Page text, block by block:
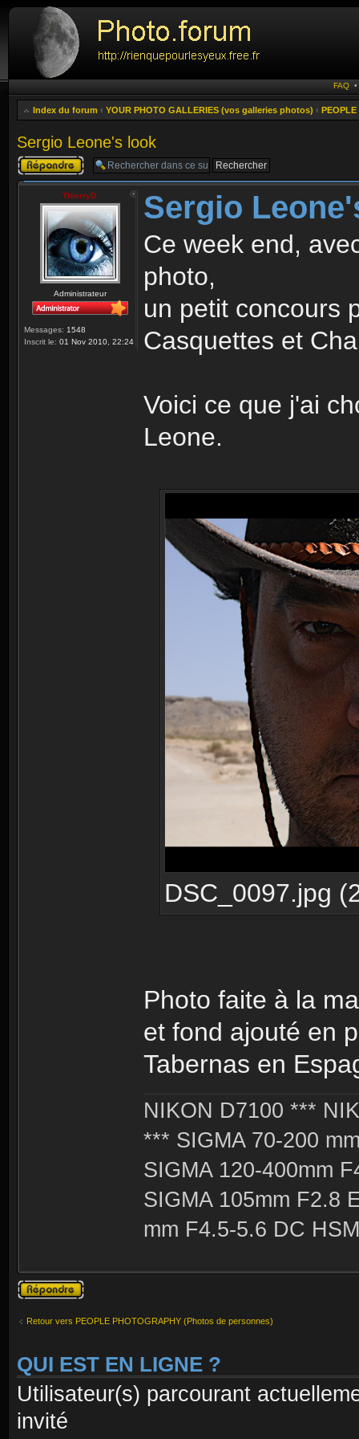
FAQ
Index du forum ‹ YOUR PHOTO GALLERIES (vos galleries photos) ‹
Sergio Leone's look
Publier une
réponse
ThierryD
Administrateur
Messages: 1548
Inscrit le: 01 Nov 2010, 22:24
Sergio
Ce week end,
photo,
un petit concours
Casquettes et
Voici ce que j'ai
Leone.
DSC_0097.jpg
Photo faite à la
et fond ajouté en
Tabernas en
NIKON D7100 ***
*** SIGMA 70-200
SIGMA 120-400mm
SIGMA 105mm F2.8
mm F4.5-5.6 DC
Publier une
réponse
Retour vers PEOPLE PHOTOGRAPHY (Photos de personnes)
QUI EST EN LIGNE ?
Utilisateur(s) parcourant
invité